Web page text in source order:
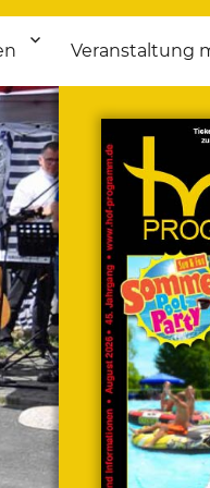
Veranstaltung